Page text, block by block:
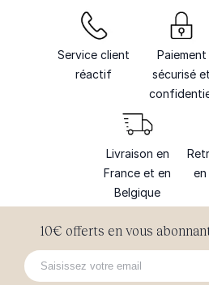
Service client
réactif
Paiement
sécurisé et
Livraison en
France et en
Belgique
10€ offerts en vous